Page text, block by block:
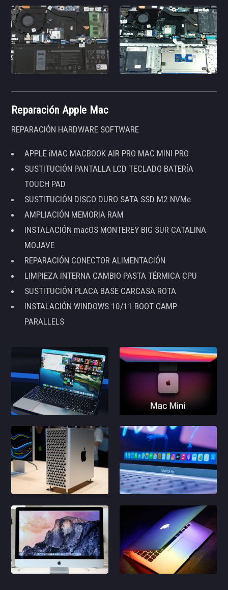
Reparación Apple Mac
REPARACIÓN HARDWARE SOFTWARE
APPLE iMAC MACBOOK AIR PRO MAC MINI PRO
SUSTITUCIÓN PANTALLA LCD TECLADO BATERÍA
TOUCH PAD
SUSTITUCIÓN DISCO DURO SATA SSD M2 NVMe
AMPLIACIÓN MEMORIA RAM
INSTALACIÓN macOS MONTEREY BIG SUR CATALINA
MOJAVE
REPARACIÓN CONECTOR ALIMENTACIÓN
LIMPIEZA INTERNA CAMBIO PASTA TÉRMICA CPU
SUSTITUCIÓN PLACA BASE CARCASA ROTA
INSTALACIÓN WINDOWS 10/11 BOOT CAMP
PARALLELS